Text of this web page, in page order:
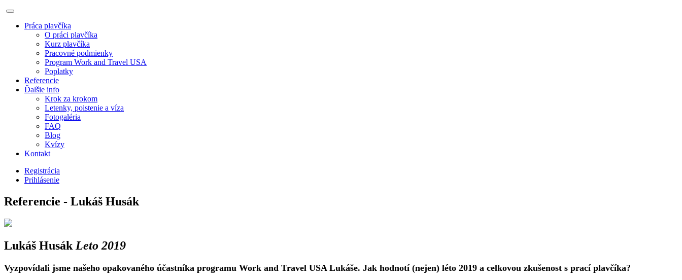
Práca plavčíka
O práci plavčíka
Kurz plavčíka
Pracovné podmienky
Program Work and Travel USA
Poplatky
Referencie
Ďalšie info
Krok za krokom
Letenky, poistenie a víza
Fotogaléria
FAQ
Blog
Kvízy
Kontakt
Registrácia
Prihlásenie
Referencie - Lukáš Husák
Lukáš Husák Leto 2019
Vyzpovídali jsme našeho opakovaného účastníka programu Work and Travel USA Lukáše. Jak hodnotí (nejen) léto 2019 a celkovou zkušenost s prací plavčíka?